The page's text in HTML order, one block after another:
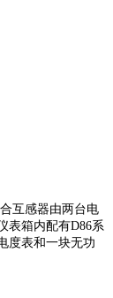
互感器由两台电
表箱内配有D86系
度表和一块无功